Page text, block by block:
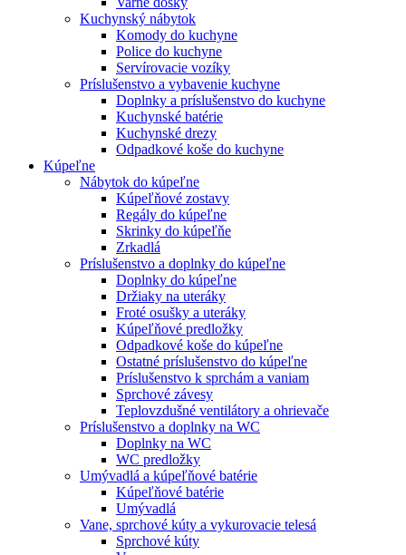
Kuchynský nábytok
Komody do kuchyne
Police do kuchyne
Servírovacie vozíky
Príslušenstvo a vybavenie kuchyne
Doplnky a príslušenstvo do kuchyne
Kuchynské batérie
Kuchynské drezy
Odpadkové koše do kuchyne
Kúpeľne
Nábytok do kúpeľne
Kúpeľňové zostavy
Regály do kúpeľne
Skrinky do kúpeľňe
Zrkadlá
Príslušenstvo a doplnky do kúpeľne
Doplnky do kúpeľne
Držiaky na uteráky
Froté osušky a uteráky
Kúpeľňové predložky
Odpadkové koše do kúpeľne
Ostatné príslušenstvo do kúpeľne
Príslušenstvo k sprchám a vaniam
Sprchové závesy
Teplovzdušné ventilátory a ohrievače
Príslušenstvo a doplnky na WC
Doplnky na WC
WC predložky
Umývadlá a kúpeľňové batérie
Kúpeľňové batérie
Umývadlá
Vane, sprchové kúty a vykurovacie telesá
Sprchové kúty